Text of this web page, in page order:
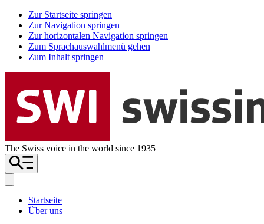
Zur Startseite springen
Zur Navigation springen
Zur horizontalen Navigation springen
Zum Sprachauswahlmenü gehen
Zum Inhalt springen
The Swiss voice in the world since 1935
Startseite
Über uns